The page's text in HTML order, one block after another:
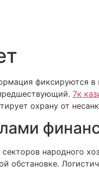
фиксируются в
7к
охрану от
народного
обстановке.